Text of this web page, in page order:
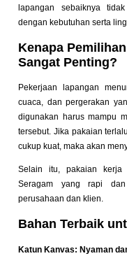
lapangan sebaiknya
dengan kebutuhan serta
Kenapa
Sangat Penting?
Pekerjaan lapangan
cuaca, dan pergerakan
digunakan harus mampu
tersebut. Jika pakaian
cukup kuat, maka akan
Selain itu, pakaian kerja
Seragam yang rapi
perusahaan dan klien.
Bahan Terbaik
Katun Kanvas: Nyaman